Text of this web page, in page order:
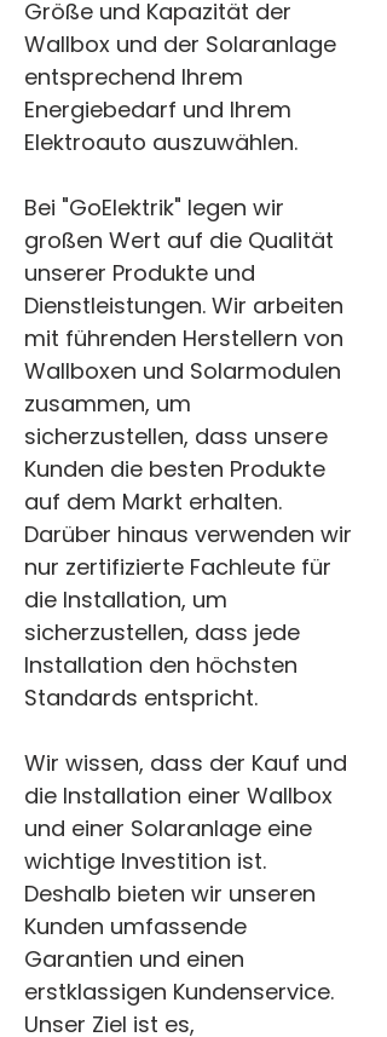
Größe und Kapazität der
Wallbox und der Solaranlage
entsprechend Ihrem
Energiebedarf und Ihrem
Elektroauto auszuwählen.
Bei "GoElektrik" legen wir
großen Wert auf die Qualität
unserer Produkte und
Dienstleistungen. Wir arbeiten
mit führenden Herstellern von
Wallboxen und Solarmodulen
zusammen, um
sicherzustellen, dass unsere
Kunden die besten Produkte
auf dem Markt erhalten.
Darüber hinaus verwenden wir
nur zertifizierte Fachleute für
die Installation, um
sicherzustellen, dass jede
Installation den höchsten
Standards entspricht.
Wir wissen, dass der Kauf und
die Installation einer Wallbox
und einer Solaranlage eine
wichtige Investition ist.
Deshalb bieten wir unseren
Kunden umfassende
Garantien und einen
erstklassigen Kundenservice.
Unser Ziel ist es,